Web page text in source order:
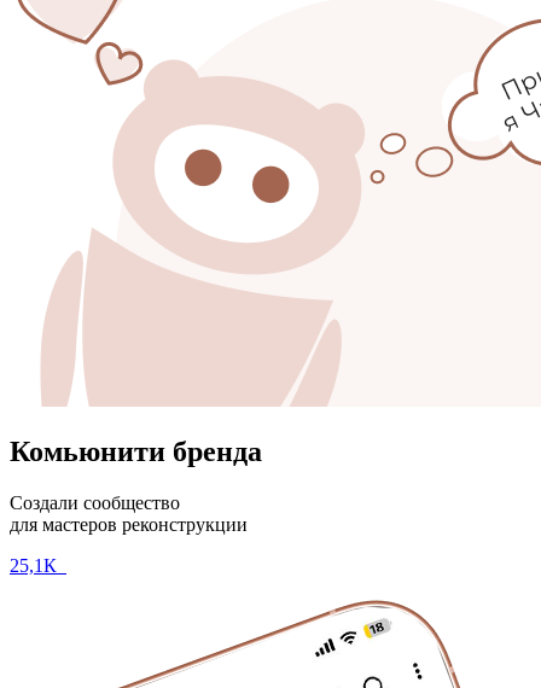
Комьюнити бренда
Создали сообщество
для мастеров реконструкции
25,1К